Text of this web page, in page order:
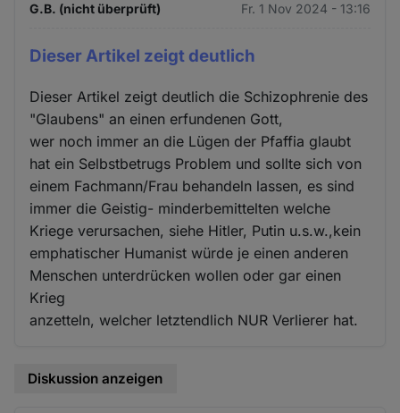
G.B. (nicht überprüft) Fr. 1 Nov 2024 - 13:16
Dieser Artikel zeigt deutlich
Dieser Artikel zeigt deutlich die Schizophrenie des
"Glaubens" an einen erfundenen Gott,
wer noch immer an die Lügen der Pfaffia glaubt
hat ein Selbstbetrugs Problem und sollte sich von
einem Fachmann/Frau behandeln lassen, es sind
immer die Geistig- minderbemittelten welche
Kriege verursachen, siehe Hitler, Putin u.s.w.,kein
emphatischer Humanist würde je einen anderen
Menschen unterdrücken wollen oder gar einen
Krieg
anzetteln, welcher letztendlich NUR Verlierer hat.
Diskussion anzeigen